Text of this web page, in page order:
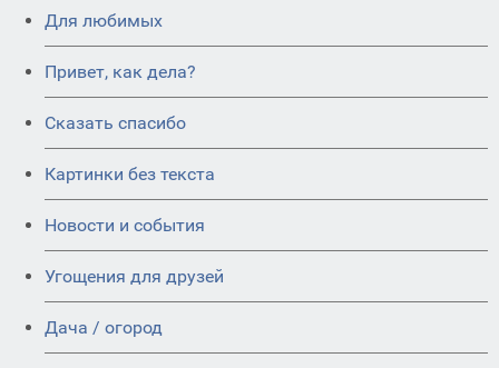
Для любимых
Привет, как дела?
Сказать спасибо
Картинки без текста
Новости и события
Угощения для друзей
Дача / огород